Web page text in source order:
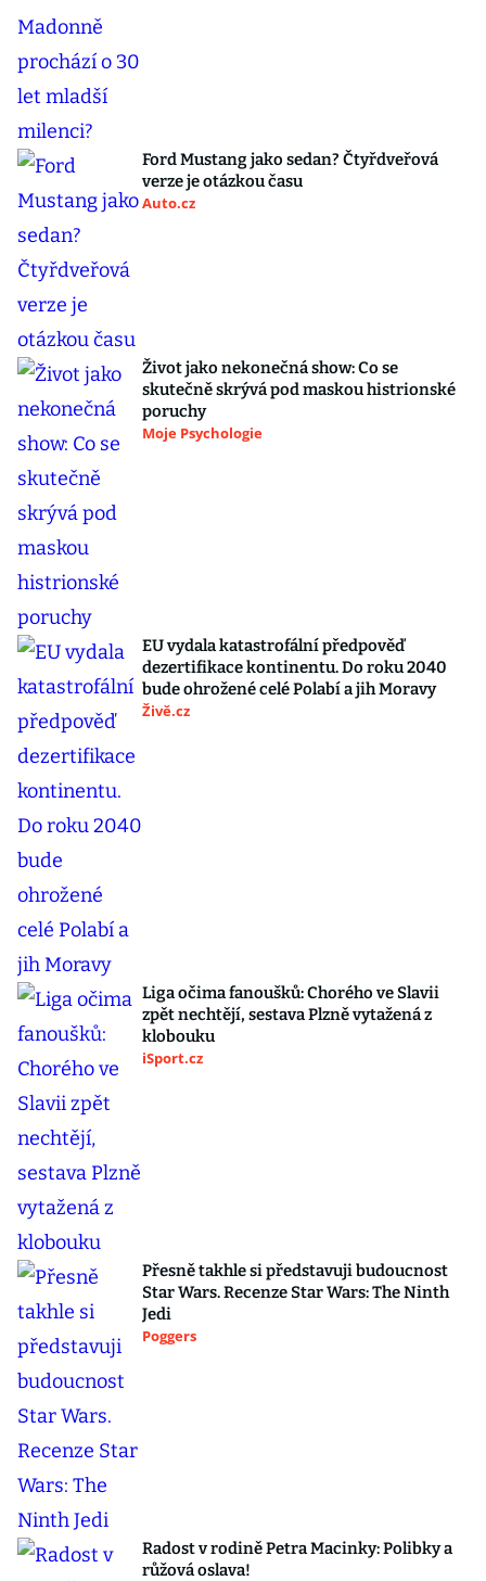
Ford Mustang jako sedan? Čtyřdveřová
verze je otázkou času
Auto.cz
Život jako nekonečná show: Co se
skutečně skrývá pod maskou histrionské
poruchy
Moje Psychologie
EU vydala katastrofální předpověď
dezertifikace kontinentu. Do roku 2040
bude ohrožené celé Polabí a jih Moravy
Živě.cz
Liga očima fanoušků: Chorého ve Slavii
zpět nechtějí, sestava Plzně vytažená z
klobouku
iSport.cz
Přesně takhle si představuji budoucnost
Star Wars. Recenze Star Wars: The Ninth
Jedi
Poggers
Radost v rodině Petra Macinky: Polibky a
růžová oslava!